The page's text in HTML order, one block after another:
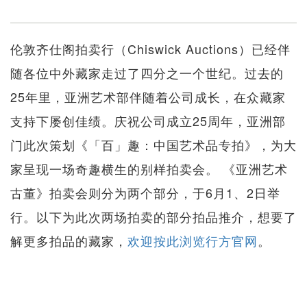
伦敦齐仕阁拍卖行（Chiswick Auctions）已经伴
随各位中外藏家走过了四分之一个世纪。过去的
25年里，亚洲艺术部伴随着公司成长，在众藏家
支持下屡创佳绩。庆祝公司成立25周年，亚洲部
门此次策划《「百」趣：中国艺术品专拍》，为大
家呈现一场奇趣横生的别样拍卖会。 《亚洲艺术
古董》拍卖会则分为两个部分，于6月1、2日举
行。以下为此次两场拍卖的部分拍品推介，想要了
解更多拍品的藏家， 欢迎按此浏览行方官网。